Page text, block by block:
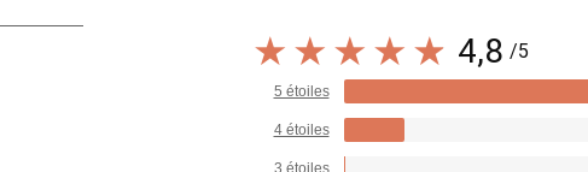
4,8 /5
5 étoiles
4 étoiles
3 étoiles